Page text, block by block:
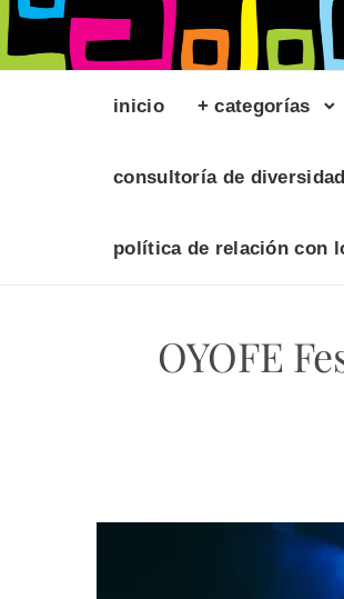
inicio + categorías
consultoría de diversidad
política de relación con
OYOFE